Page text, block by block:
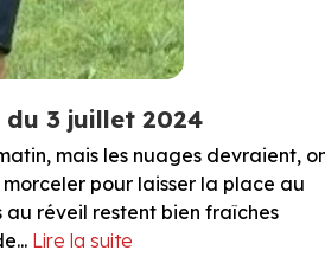
du 3 juillet 2024
mais les nuages devraient,
pour laisser la place au
au réveil restent bien fraîches
Lire la suite